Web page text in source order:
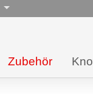
Zubehör